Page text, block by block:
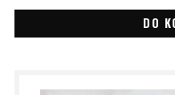
DO